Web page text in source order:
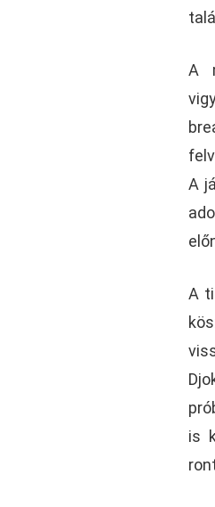
A
A
A
is